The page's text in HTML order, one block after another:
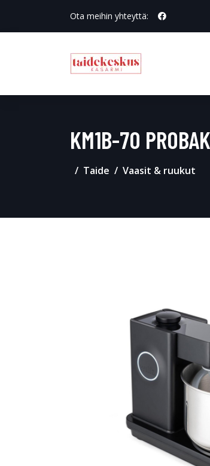
Ota meihin yhteyttä:
KM1B-70
Taide Vaasit & ruukut